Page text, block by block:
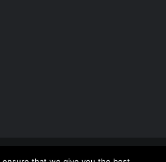
| Avada Website Builder